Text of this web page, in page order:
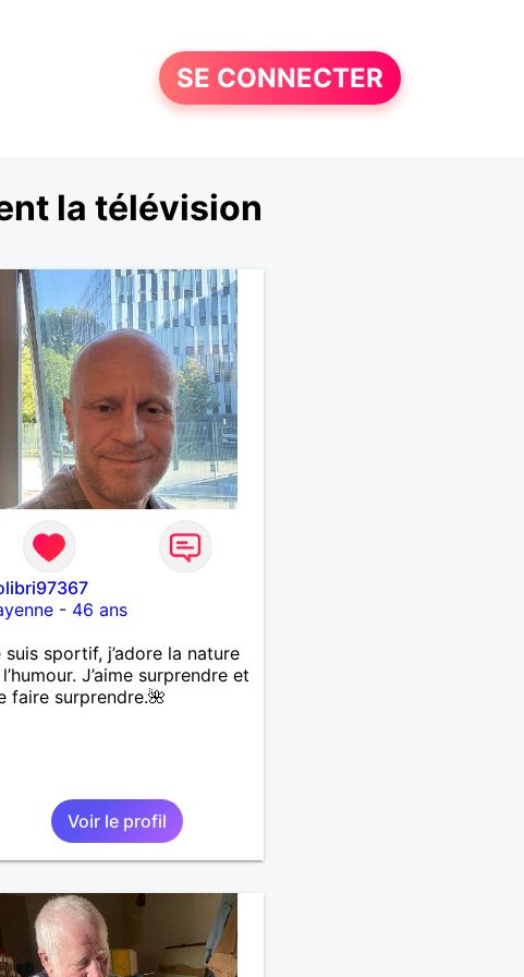
SE CONNECTER
la télévision
- 46 ans
suis sportif, j’adore la nature
J’aime surprendre et
faire surprendre.🌺
Voir le profil